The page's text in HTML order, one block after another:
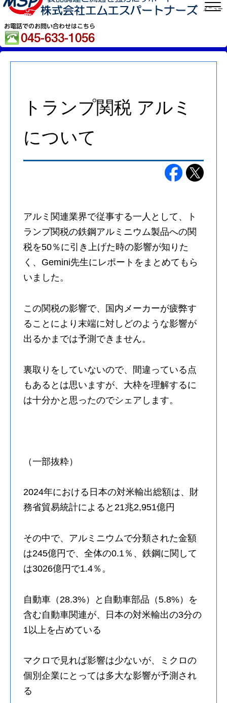
メニュー
トランプ関税 アルミ
について
アルミ関連業界で従事する一人として、ト
ランプ関税の鉄鋼アルミニウム製品への関
税を50％に引き上げた時の影響が知りた
く、Gemini先生にレポートをまとめてもら
いました。
この関税の影響で、国内メーカーが疲弊す
ることにより末端に対しどのような影響が
出るかまでは予測できません。
裏取りをしていないので、間違っている点
もあるとは思いますが、大枠を理解するに
は十分かと思ったのでシェアします。
（一部抜粋）
2024年における日本の対米輸出総額は、財
務省貿易統計によると21兆2,951億円
その中で、アルミニウムで分類された金額
は245億円で、全体の0.1％、鉄鋼に関して
は3026億円で1.4％。
自動車（28.3%）と自動車部品（5.8%）を
含む自動車関連が、日本の対米輸出の3分の
1以上を占めている
マクロで見れば影響は少ないが、ミクロの
個別企業にとっては多大な影響が予測され
る